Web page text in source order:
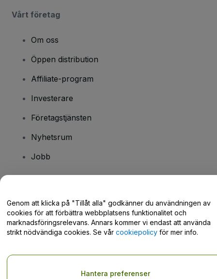
Vårt företag
Om oss
Öppen distribution
Affiliate-program
Investerare
Företagstjänsten
Nyhetsrum
Jobb
Hjälpcenter / Kontakta oss
Copyright © viagogo GmbH 2026 Företagsinformation
Genom att klicka på "Tillåt alla" godkänner du användningen av
cookies för att förbättra webbplatsens funktionalitet och
marknadsföringsrelevans. Annars kommer vi endast att använda
strikt nödvändiga cookies. Se vår cookiepolicy för mer info.
Hantera preferenser